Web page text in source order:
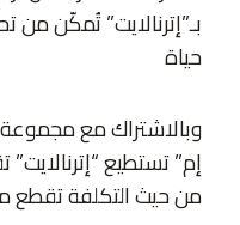
بـ”إترنالايت” تُمكّن
حياة
إم” تستطيع
من حيث التكلفة